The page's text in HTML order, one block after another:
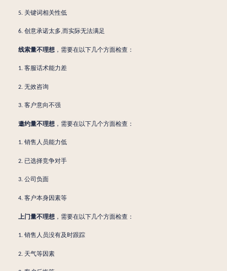
5. 关键词相关性低
6. 创意承诺太多,而实际无法满足
线索量不理想，需要在以下几个方面检查：
1. 客服话术能力差
2. 无效咨询
3. 客户意向不强
邀约量不理想，需要在以下几个方面检查：
1. 销售人员能力低
2. 已选择竞争对手
3. 公司负面
4. 客户本身因素等
上门量不理想，需要在以下几个方面检查：
1. 销售人员没有及时跟踪
2. 天气等因素